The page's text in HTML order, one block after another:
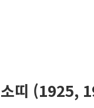
소띠 (1925,